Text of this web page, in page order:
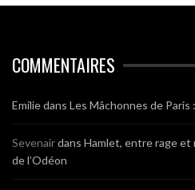
COMMENTAIRES
Emiliedans Les Mâchonnes de Paris
Sevenairdans Hamlet, entre rage et
de l’Odéon